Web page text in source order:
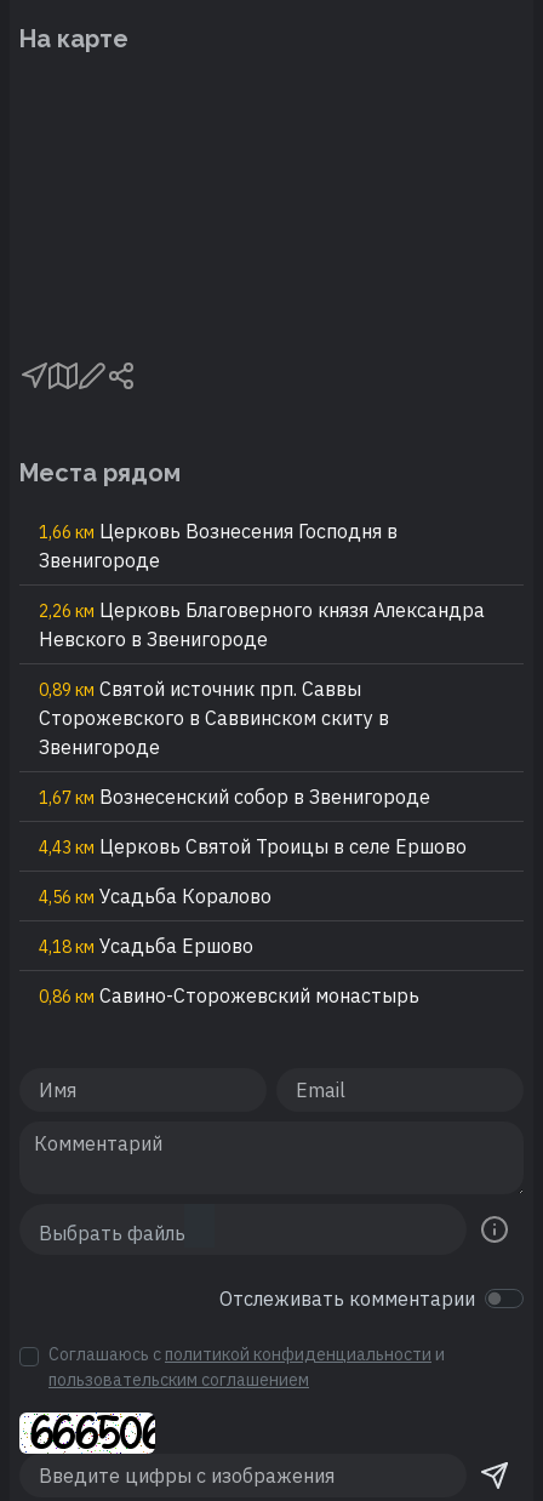
На карте
Места рядом
1,66 км Церковь Вознесения Господня в
Звенигороде
2,26 км Церковь Благоверного князя Александра
Невского в Звенигороде
0,89 км Святой источник прп. Саввы
Сторожевского в Саввинском скиту в
Звенигороде
1,67 км Вознесенский собор в Звенигороде
4,43 км Церковь Святой Троицы в селе Ершово
4,56 км Усадьба Коралово
4,18 км Усадьба Ершово
0,86 км Савино-Сторожевский монастырь
Отслеживать комментарии
Соглашаюсь с политикой конфиденциальности и
пользовательским соглашением